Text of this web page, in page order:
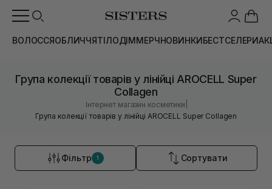
ВОЛОССЯОБЛИЧЧЯТІЛОДІММЕРЧНОВИНКИБЕСТСЕЛЕРИ
Група колекції товарів у лінійці AROCELL Super
Collagen
Інтернет магазин косметики
Група колекції товарів у лінійці AROCELL Super Collagen
Фільтр 1 Сортувати